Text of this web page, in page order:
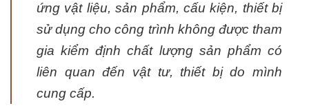
ứng vật liệu, sản phẩm, cấu kiện, thiết bị
sử dụng cho công trình không được tham
gia kiểm định chất lượng sản phẩm có
liên quan đến vật tư, thiết bị do mình
cung cấp.